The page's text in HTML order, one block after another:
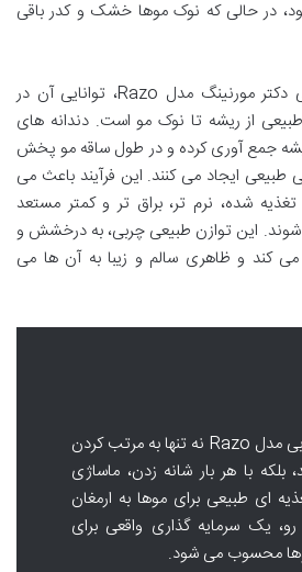
در حالی که نوک موها خشک و کدر باقی
ویژگی های مهم شانه چوبی دکتر مورنینگ مدل Razo، توانایی آن در
از ریشه تا نوک مو است. دندانه های
ریشه جمع آوری کرده و در طول ساقه مو پخش
ایجاد می کنند. این فرآیند باعث می
شده، نرم تر، براق تر و کمتر مستعد
این توازن طبیعی چربی، به درخشش و
کند و ظاهری سالم و زیبا به آن ها می
استفاده از شانه چوبی مدل Razo نه تنها به مرتب کردن
با هر بار شانه زدن، ماساژی
ای طبیعی برای موها به ارمغان
یک سرمایه گذاری واقعی برای
محسوب می شود.